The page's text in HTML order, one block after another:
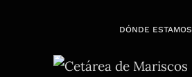
DÓNDE ESTAMOS